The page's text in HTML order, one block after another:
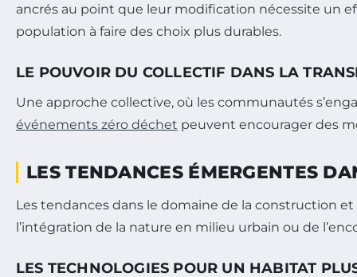
ancrés au point que leur modification nécessite un
population à faire des choix plus durables.
LE POUVOIR DU COLLECTIF DANS LA
Une approche collective, où les communautés
événements zéro déchet peuvent encourager des
LES TENDANCES ÉMERGENTES
Les tendances dans le domaine de la construction
l’intégration de la nature en milieu urbain ou de
LES TECHNOLOGIES POUR UN HABITAT